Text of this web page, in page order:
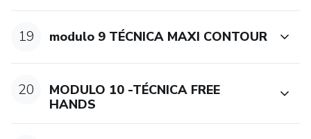
19 modulo 9 TÉCNICA MAXI CONTOUR
20
MODULO 10 -TÉCNICA FREE
HANDS